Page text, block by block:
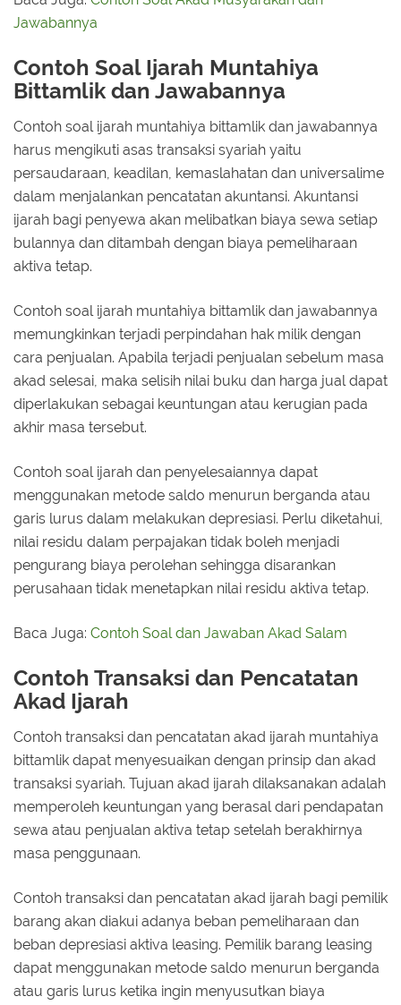
Jawabannya
Contoh Soal Ijarah Muntahiya
Bittamlik dan Jawabannya
Contoh soal ijarah muntahiya bittamlik dan jawabannya
harus mengikuti asas transaksi syariah yaitu
persaudaraan, keadilan, kemaslahatan dan universalime
dalam menjalankan pencatatan akuntansi. Akuntansi
ijarah bagi penyewa akan melibatkan biaya sewa setiap
bulannya dan ditambah dengan biaya pemeliharaan
aktiva tetap.
Contoh soal ijarah muntahiya bittamlik dan jawabannya
memungkinkan terjadi perpindahan hak milik dengan
cara penjualan. Apabila terjadi penjualan sebelum masa
akad selesai, maka selisih nilai buku dan harga jual dapat
diperlakukan sebagai keuntungan atau kerugian pada
akhir masa tersebut.
Contoh soal ijarah dan penyelesaiannya dapat
menggunakan metode saldo menurun berganda atau
garis lurus dalam melakukan depresiasi. Perlu diketahui,
nilai residu dalam perpajakan tidak boleh menjadi
pengurang biaya perolehan sehingga disarankan
perusahaan tidak menetapkan nilai residu aktiva tetap.
Baca Juga: Contoh Soal dan Jawaban Akad Salam
Contoh Transaksi dan Pencatatan
Akad Ijarah
Contoh transaksi dan pencatatan akad ijarah muntahiya
bittamlik dapat menyesuaikan dengan prinsip dan akad
transaksi syariah. Tujuan akad ijarah dilaksanakan adalah
memperoleh keuntungan yang berasal dari pendapatan
sewa atau penjualan aktiva tetap setelah berakhirnya
masa penggunaan.
Contoh transaksi dan pencatatan akad ijarah bagi pemilik
barang akan diakui adanya beban pemeliharaan dan
beban depresiasi aktiva leasing. Pemilik barang leasing
dapat menggunakan metode saldo menurun berganda
atau garis lurus ketika ingin menyusutkan biaya